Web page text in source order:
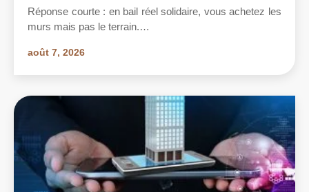
Réponse courte : en bail réel solidaire, vous achetez les
murs mais pas le terrain.…
août 7, 2026